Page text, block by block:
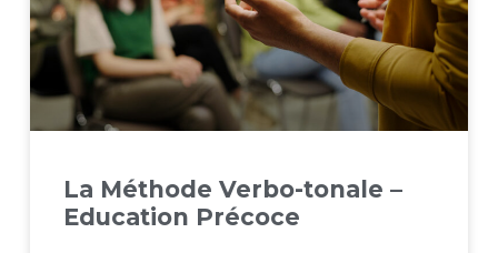
La Méthode Verbo-tonale –
Education Précoce